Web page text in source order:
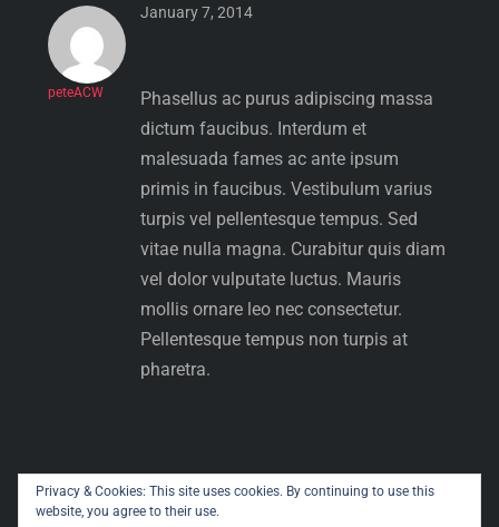
peteACW
January 7, 2014
Phasellus ac purus adipiscing massa
dictum faucibus. Interdum et
malesuada fames ac ante ipsum
primis in faucibus. Vestibulum varius
turpis vel pellentesque tempus. Sed
vitae nulla magna. Curabitur quis diam
vel dolor vulputate luctus. Mauris
mollis ornare leo nec consectetur.
Pellentesque tempus non turpis at
pharetra.
Privacy & Cookies: This site uses cookies. By continuing to use this
website, you agree to their use.